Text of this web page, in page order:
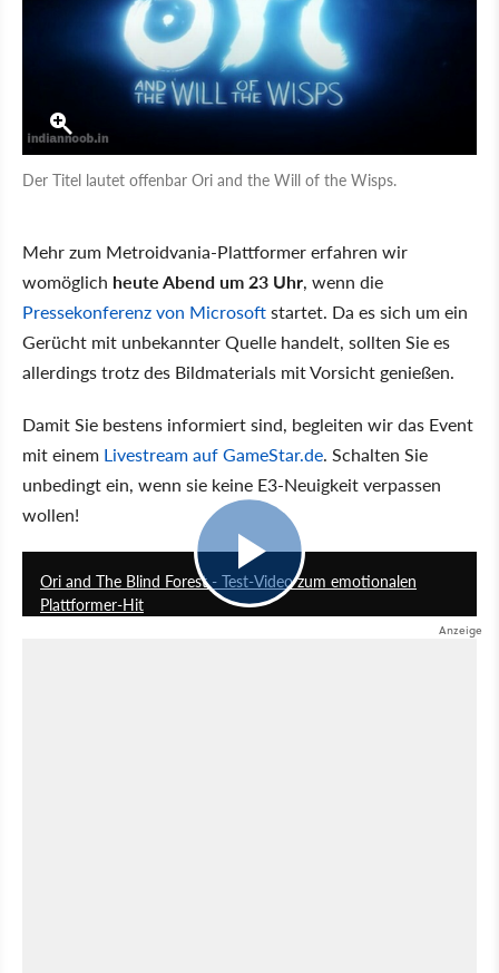
Der Titel lautet offenbar Ori and the Will of the Wisps.
Mehr zum Metroidvania-Plattformer erfahren wir
womöglich heute Abend um 23 Uhr, wenn die
Pressekonferenz von Microsoftstartet. Da es sich um ein
Gerücht mit unbekannter Quelle handelt, sollten Sie es
allerdings trotz des Bildmaterials mit Vorsicht genießen.
Damit Sie bestens informiert sind, begleiten wir das Event
mit einem Livestream auf GameStar.de. Schalten Sie
unbedingt ein, wenn sie keine E3-Neuigkeit verpassen
wollen!
Ori and The Blind Forest - Test-Video zum emotionalen
Plattformer-Hit